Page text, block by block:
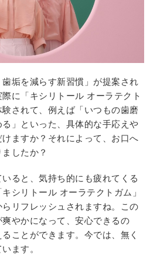
垢を減らす新習慣」が提案され
に「キシリトール オーラテクト
されて、例えば「いつもの歯磨
」といった、具体的な手応えや
ますか？それによって、お口へ
したか？
ると、気持ち的にも疲れてくる
シリトール オーラテクトガム」
リフレッシュされますね。この
やかになって、安心できるの
ことができます。今では、無く
ます。